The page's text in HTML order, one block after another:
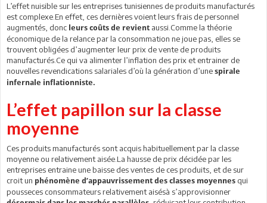
L’effet nuisible sur les entreprises tunisiennes de produits manufacturés
est complexe.En effet, ces dernières voient leurs frais de personnel
augmentés, donc leurs coûts de revient aussi.Comme la théorie
économique de la relance par la consommation ne joue pas, elles se
trouvent obligées d’augmenter leur prix de vente de produits
manufacturés.Ce qui va alimenter l’inflation des prix et entrainer de
nouvelles revendications salariales d’où la génération d’une spirale
infernale inflationniste.
L’effet papillon sur la classe
moyenne
Ces produits manufacturés sont acquis habituellement par la classe
moyenne ou relativement aisée.La hausse de prix décidée par les
entreprises entraine une baisse des ventes de ces produits, et de sur
croit un phénomène d’appauvrissement des classes moyennes qui
pousseces consommateurs relativement aisésà s’approvisionner